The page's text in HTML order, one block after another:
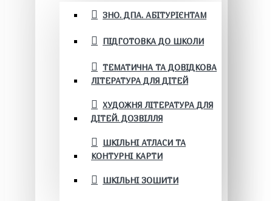
ЗНО. ДПА. АБІТУРІЄНТАМ
ПІДГОТОВКА ДО ШКОЛИ
ТЕМАТИЧНА ТА ДОВІДКОВА
ЛІТЕРАТУРА ДЛЯ ДІТЕЙ
ХУДОЖНЯ ЛІТЕРАТУРА ДЛЯ
ДІТЕЙ. ДОЗВІЛЛЯ
ШКІЛЬНІ АТЛАСИ ТА
КОНТУРНІ КАРТИ
ШКІЛЬНІ ЗОШИТИ